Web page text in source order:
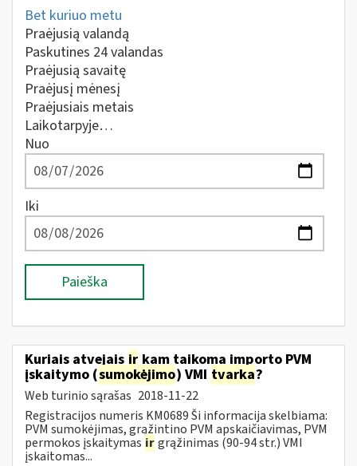
Bet kuriuo metu
Praėjusią valandą
Paskutines 24 valandas
Praėjusią savaitę
Praėjusį mėnesį
Praėjusiais metais
Laikotarpyje…
Nuo
Iki
Paieška
Kuriais atvejais ir kam taikoma importo PVM
įskaitymo (sumokėjimo) VMI tvarka?
Web turinio sąrašas 2018-11-22
Registracijos numeris KM0689 Ši informacija skelbiama:
PVM sumokėjimas, grąžintino PVM apskaičiavimas, PVM
permokos įskaitymas irgrąžinimas (90-94 str.) VMI
įskaitomas...